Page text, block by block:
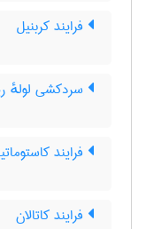
فرایند کربنیل
سردکشی لولهٔ
فرایند
فرایند کاتالان